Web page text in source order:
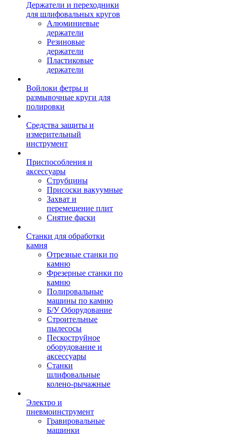
Держатели и переходники
для шлифовальных кругов
Алюминиевые
держатели
Резиновые
держатели
Пластиковые
держатели
Войлоки фетры и
размывочные круги для
полировки
Средства защиты и
измерительный
инструмент
Приспособления и
аксессуары
Струбцины
Присоски вакуумные
Захват и
перемещение плит
Снятие фаски
Станки для обработки
камня
Отрезные станки по
камню
Фрезерные станки по
камню
Полировальные
машины по камню
Б/У Оборудование
Строительные
пылесосы
Пескоструйное
оборудование и
аксессуары
Станки
шлифовальные
колено-рычажные
Электро и
пневмоинструмент
Гравировальные
машинки